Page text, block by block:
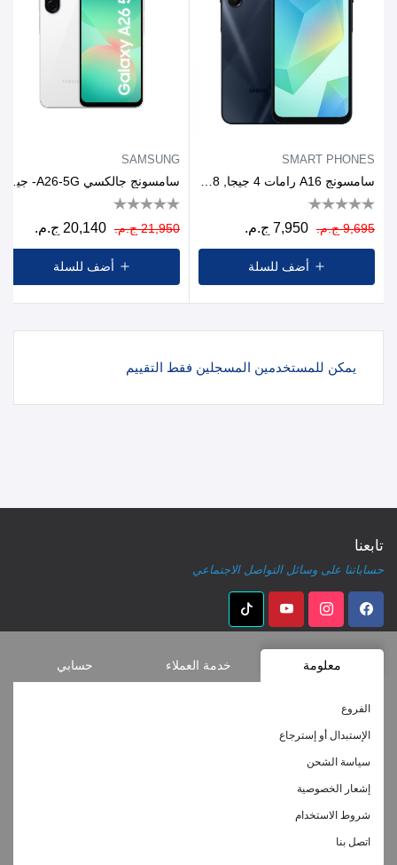
SMART PHONES
9,695 ج.م. 7,950 ج.م.
أضف للسلة
SAMSUNG
21,950 ج.م. 20,140 ج.م.
أضف للسلة
يمكن للمستخدمين المسجلين فقط التقييم
تابعنا
حساباتنا على وسائل التواصل الاجتماعي
معلومة خدمة العملاء حسابي
الفروع
الإستبدال أو إسترجاع
سياسة الشحن
إشعار الخصوصية
شروط الاستخدام
اتصل بنا